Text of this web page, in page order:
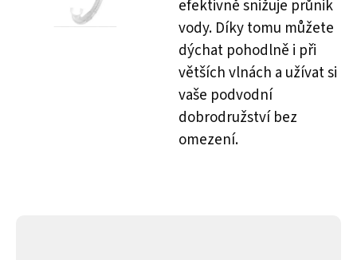
efektivně snižuje průnik
vody. Díky tomu můžete
dýchat pohodlně i při
větších vlnách a užívat si
vaše podvodní
dobrodružství bez
omezení.